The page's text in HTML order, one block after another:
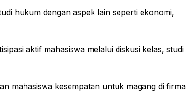
hukum dengan aspek lain seperti ekonomi,
aktif mahasiswa melalui diskusi kelas, studi
mahasiswa kesempatan untuk magang di firma